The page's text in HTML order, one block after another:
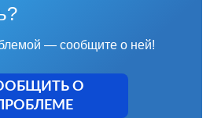
— сообщите о ней!
О